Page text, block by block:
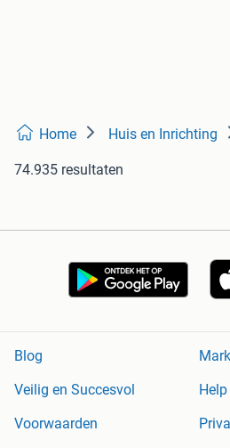
Home Huis en Inrichting
74.935 resultaten
Blog
Veilig en Succesvol
Voorwaarden